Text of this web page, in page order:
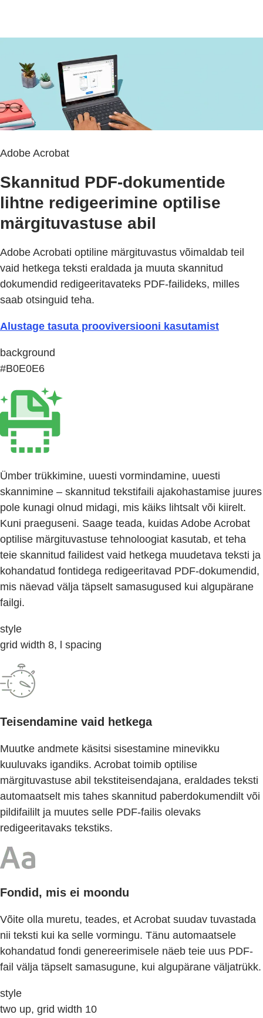
Adobe Acrobat
Skannitud PDF-dokumentide
lihtne redigeerimine optilise
märgituvastuse abil
Adobe Acrobati optiline märgituvastus võimaldab teil
vaid hetkega teksti eraldada ja muuta skannitud
dokumendid redigeeritavateks PDF-failideks, milles
saab otsinguid teha.
Alustage tasuta prooviversiooni kasutamist
background
#B0E0E6
Ümber trükkimine, uuesti vormindamine, uuesti
skannimine – skannitud tekstifaili ajakohastamise juures
pole kunagi olnud midagi, mis käiks lihtsalt või kiirelt.
Kuni praeguseni. Saage teada, kuidas Adobe Acrobat
optilise märgituvastuse tehnoloogiat kasutab, et teha
teie skannitud failidest vaid hetkega muudetava teksti ja
kohandatud fontidega redigeeritavad PDF-dokumendid,
mis näevad välja täpselt samasugused kui algupärane
failgi.
style
grid width 8, l spacing
Teisendamine vaid hetkega
Muutke andmete käsitsi sisestamine minevikku
kuuluvaks igandiks. Acrobat toimib optilise
märgituvastuse abil tekstiteisendajana, eraldades teksti
automaatselt mis tahes skannitud paberdokumendilt või
pildifaililt ja muutes selle PDF-failis olevaks
redigeeritavaks tekstiks.
Fondid, mis ei moondu
Võite olla muretu, teades, et Acrobat suudav tuvastada
nii teksti kui ka selle vormingu. Tänu automaatsele
kohandatud fondi genereerimisele näeb teie uus PDF-
fail välja täpselt samasugune, kui algupärane väljatrükk.
style
two up, grid width 10